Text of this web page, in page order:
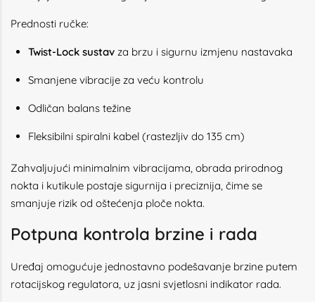
Prednosti ručke:
Twist-Lock sustav za brzu i sigurnu izmjenu nastavaka
Smanjene vibracije za veću kontrolu
Odličan balans težine
Fleksibilni spiralni kabel (rastezljiv do 135 cm)
Zahvaljujući minimalnim vibracijama, obrada prirodnog
nokta i kutikule postaje sigurnija i preciznija, čime se
smanjuje rizik od oštećenja ploče nokta.
Potpuna kontrola brzine i rada
Uređaj omogućuje jednostavno podešavanje brzine putem
rotacijskog regulatora, uz jasni svjetlosni indikator rada.